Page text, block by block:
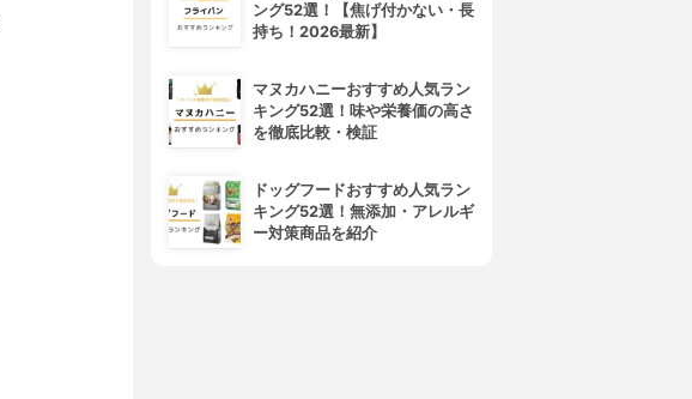
ング52選！【焦げ付かない・長
持ち！2026最新】
マヌカハニーおすすめ人気ラン
キング52選！味や栄養価の高さ
を徹底比較・検証
ドッグフードおすすめ人気ラン
キング52選！無添加・アレルギ
ー対策商品を紹介